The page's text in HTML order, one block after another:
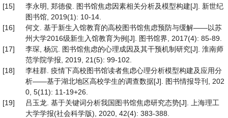
[15]
李永明, 郑德俊. 图书馆焦虑因素相关分析及模型构建[J]. 新世纪
图书馆, 2019(1): 10-14.
[16]
何文. 基于新生入馆教育的高校图书馆焦虑预防与缓解——以苏
州大学2016级新生入馆教育为例[J]. 图书馆界, 2017(4): 85-89.
[17]
李琛, 杨沉. 图书馆焦虑的心理成因及其干预机制研究[J]. 淮南师
范学院学报, 2019, 21(5): 99-102.
[18]
李桂群. 疫情下高校图书馆读者焦虑心理分析模型构建及应用分
析——基于湖北地区高校学生的调查数据[J]. 图书情报导刊, 202
0, 5(11): 11-19+26.
[19]
吕玉龙. 基于关键词分析我国图书馆焦虑研究态势[J]. 上海理工
大学学报(社会科学版), 2020, 42(4): 383-388.